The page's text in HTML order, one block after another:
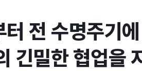
전 수명주기
긴밀한 협업을